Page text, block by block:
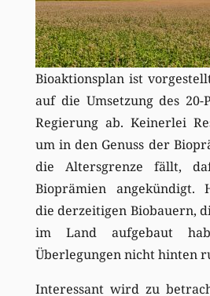
Bioaktionsplan ist
auf die Umsetzung des 20-
Regierung ab. Keinerlei
um in den Genuss der
die Altersgrenze fällt,
Bioprämien angekündigt.
die derzeitigen Biobauern,
im Land aufgebaut
Überlegungen nicht hinten
Interessant wird zu